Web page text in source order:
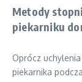
Metody
piekarniku
Oprócz
piekarnika